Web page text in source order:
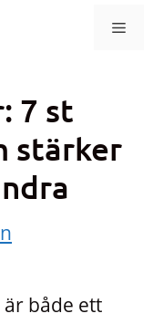
7 st
stärker
både ett